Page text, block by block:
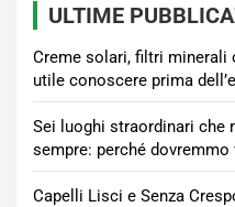
ULTIME
Creme solari, filtri minerali
utile conoscere prima
Sei luoghi straordinari che
sempre: perché
Capelli Lisci e Senza